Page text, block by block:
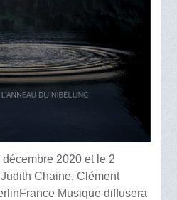
2020 et le 2
Chaine, Clément
Musique diffusera